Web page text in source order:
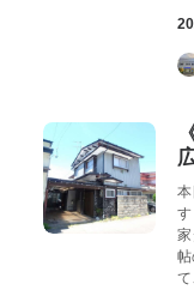
本